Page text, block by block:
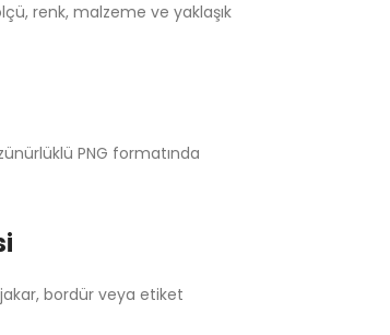
renk, malzeme ve yaklaşık
PNG formatında
jakar, bordür veya etiket